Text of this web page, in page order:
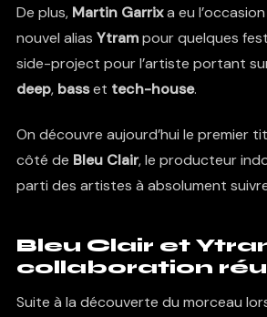
De plus, Martin Garrixa eu
nouvel alias Ytrampour quelques
side-project pour l’artiste portant
deep, basset tech-house.
On découvre aujourd’hui le premier
côté de Bleu Clair, le producteur
parti des artistes à absolument
Bleu Clair et
collaboration
Suite à la découverte du morceau